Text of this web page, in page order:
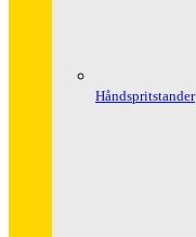
Håndspritstander